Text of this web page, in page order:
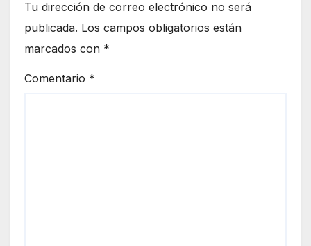
Tu dirección de correo electrónico no será
publicada. Los campos obligatorios están
marcados con *
Comentario *